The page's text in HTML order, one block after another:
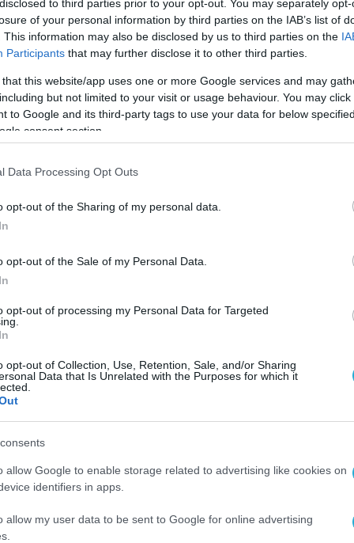
to third parties prior to your opt-out. You may separately
of your personal information by third parties on the IAB’s list of
This information may also be disclosed by us to third parties on the
Participants that may further disclose it to other third parties.
that this website/app uses one or more Google services and may
but not limited to your visit or usage behaviour. You may
to Google and its third-party tags to use your data for below
consent section.
Data Processing Opt Outs
opt-out of the Sharing of my personal data.
opt-out of the Sale of my Personal Data.
opt-out of processing my Personal Data for Targeted
opt-out of Collection, Use, Retention, Sale, and/or Sharing
Data that Is Unrelated with the Purposes for which it
allow Google to enable storage related to advertising like cookies on
identifiers in apps.
allow my user data to be sent to Google for online advertising
Ανώνυμη Εταιρεία Οργανισμών
τίτλο «Πελοπόννησος Α.Ε.
» που αφορά στην
Βάσης Δεδομένων» το οποίο
και ειδικότερα στην
Υποδράση 5.1:
αξιοποίησης – παρακολούθησης
των απαραίτητων παρεμβάσεων»
και παρακολούθηση των επιπέδων
Πελοποννήσου»σύμφωνα με την από 17/
παραμετροποιημένη Διαδικτυακή
από διαφορετικές πηγές, ένα σύστημα
μια διαδικτυακή εφαρμογή
φορμών για την τροφοδότηση με δεδομένα.